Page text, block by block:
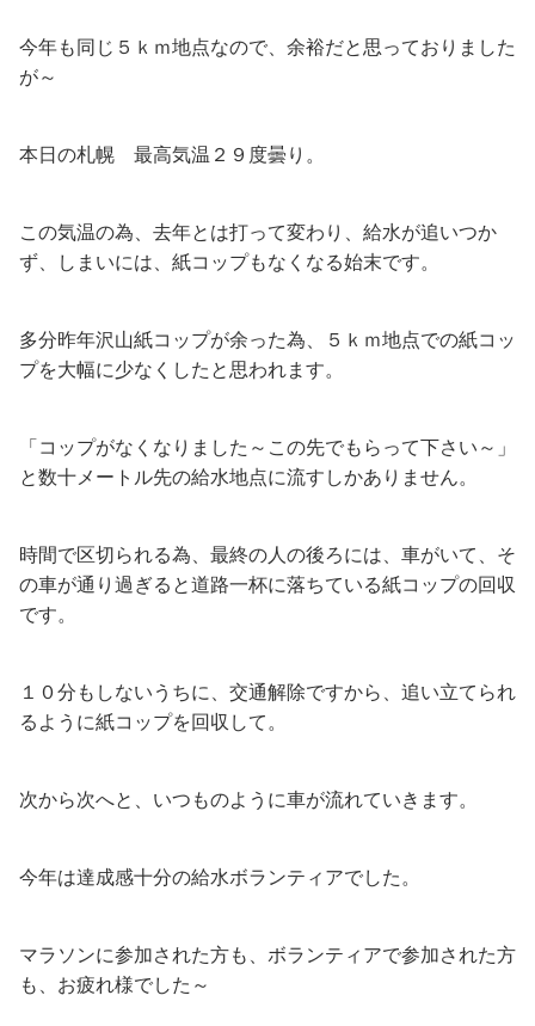
今年も同じ５ｋｍ地点なので、余裕だと思っておりました
が～
本日の札幌 最高気温２９度曇り。
この気温の為、去年とは打って変わり、給水が追いつか
ず、しまいには、紙コップもなくなる始末です。
多分昨年沢山紙コップが余った為、５ｋｍ地点での紙コッ
プを大幅に少なくしたと思われます。
「コップがなくなりました～この先でもらって下さい～」
と数十メートル先の給水地点に流すしかありません。
時間で区切られる為、最終の人の後ろには、車がいて、そ
の車が通り過ぎると道路一杯に落ちている紙コップの回収
です。
１０分もしないうちに、交通解除ですから、追い立てられ
るように紙コップを回収して。
次から次へと、いつものように車が流れていきます。
今年は達成感十分の給水ボランティアでした。
マラソンに参加された方も、ボランティアで参加された方
も、お疲れ様でした～